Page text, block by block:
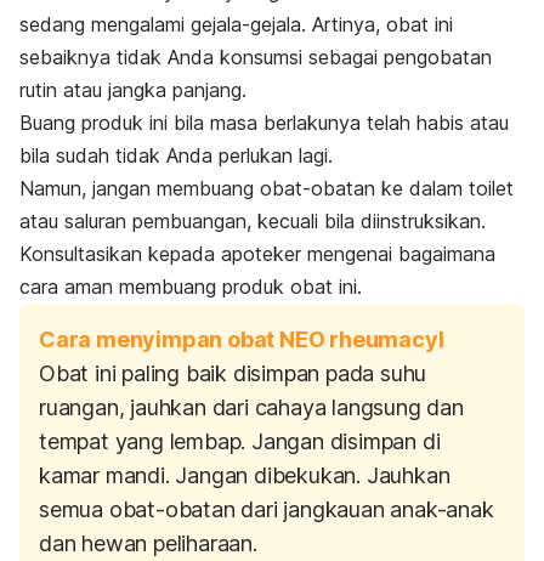
sedang mengalami gejala-gejala. Artinya, obat ini
sebaiknya tidak Anda konsumsi sebagai pengobatan
rutin atau jangka panjang.
Buang produk ini bila masa berlakunya telah habis atau
bila sudah tidak Anda perlukan lagi.
Namun, jangan membuang obat-obatan ke dalam toilet
atau saluran pembuangan, kecuali bila diinstruksikan.
Konsultasikan kepada apoteker mengenai bagaimana
cara aman membuang produk obat ini.
Cara menyimpan obat NEO rheumacyl
Obat ini paling baik disimpan pada suhu
ruangan, jauhkan dari cahaya langsung dan
tempat yang lembap. Jangan disimpan di
kamar mandi. Jangan dibekukan. Jauhkan
semua obat-obatan dari jangkauan anak-anak
dan hewan peliharaan.